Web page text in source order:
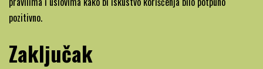
pozitivno.
Zaključak